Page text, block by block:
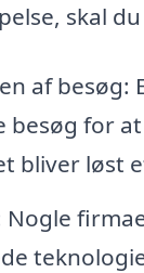
skal
af besøg:
besøg for
bliver løst
Nogle